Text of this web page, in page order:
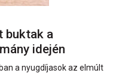
buktak a
idején
a nyugdíjasok az elmúlt